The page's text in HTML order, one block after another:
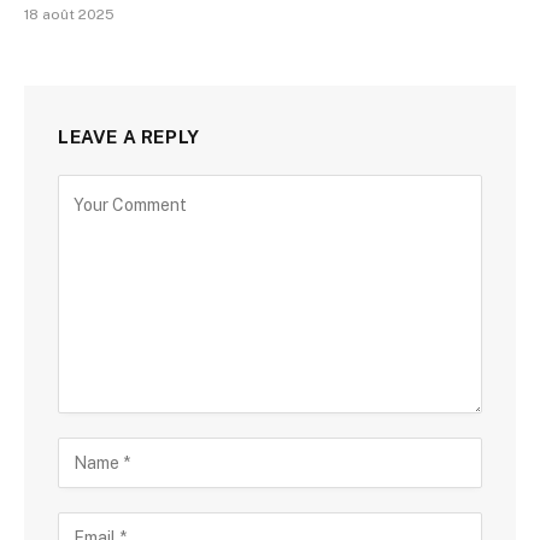
18 août 2025
LEAVE A REPLY